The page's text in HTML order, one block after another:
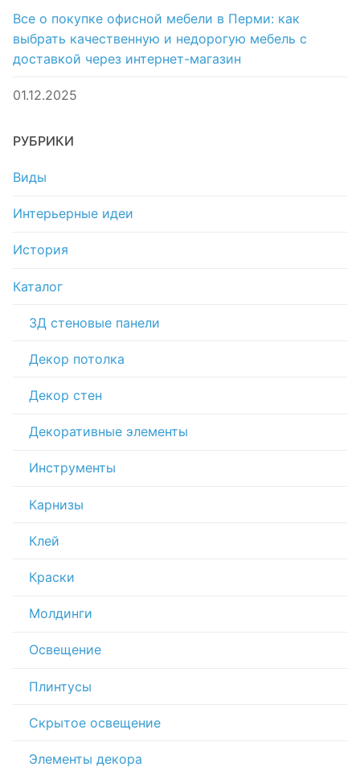
Все о покупке офисной мебели в Перми: как
выбрать качественную и недорогую мебель с
доставкой через интернет-магазин
01.12.2025
РУБРИКИ
Виды
Интерьерные идеи
История
Каталог
3Д стеновые панели
Декор потолка
Декор стен
Декоративные элементы
Инструменты
Карнизы
Клей
Краски
Молдинги
Освещение
Плинтусы
Скрытое освещение
Элементы декора